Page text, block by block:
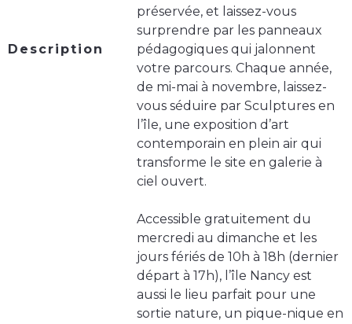
Description
préservée, et laissez-vous
surprendre par les panneaux
pédagogiques qui jalonnent
votre parcours. Chaque année,
de mi-mai à novembre, laissez-
vous séduire par Sculptures en
l’île, une exposition d’art
contemporain en plein air qui
transforme le site en galerie à
ciel ouvert.
Accessible gratuitement du
mercredi au dimanche et les
jours fériés de 10h à 18h (dernier
départ à 17h), l’île Nancy est
aussi le lieu parfait pour une
sortie nature, un pique-nique en